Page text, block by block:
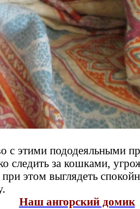
с этими пододеяльными
следить за кошками,
этом выглядеть
Наш ангорский домик